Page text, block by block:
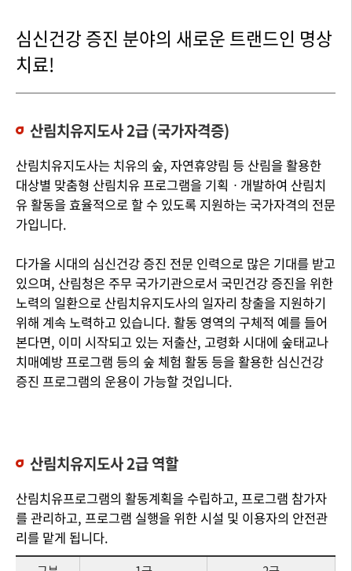
심신건강 증진 분야의 새로운 트랜드인 명상
치료!
산림치유지도사 2급 (국가자격증)
산림치유지도사는 치유의 숲, 자연휴양림 등 산림을 활용한
대상별 맞춤형 산림치유 프로그램을 기획ㆍ개발하여 산림치
유 활동을 효율적으로 할 수 있도록 지원하는 국가자격의 전문
가입니다.
다가올 시대의 심신건강 증진 전문 인력으로 많은 기대를 받고
있으며, 산림청은 주무 국가기관으로서 국민건강 증진을 위한
노력의 일환으로 산림치유지도사의 일자리 창출을 지원하기
위해 계속 노력하고 있습니다. 활동 영역의 구체적 예를 들어
본다면, 이미 시작되고 있는 저출산, 고령화 시대에 숲태교나
치매예방 프로그램 등의 숲 체험 활동 등을 활용한 심신건강
증진 프로그램의 운용이 가능할 것입니다.
산림치유지도사 2급 역할
산림치유프로그램의 활동계획을 수립하고, 프로그램 참가자
를 관리하고, 프로그램 실행을 위한 시설 및 이용자의 안전관
리를 맡게 됩니다.